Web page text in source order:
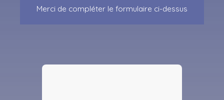
Merci de compléter le formulaire ci-dessus